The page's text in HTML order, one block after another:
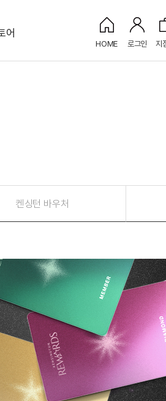
HOME 로그인 지
켄싱턴리조트 제주한림 뮤지엄
켄싱턴리조트 제주중문
어
켄싱턴 바우처